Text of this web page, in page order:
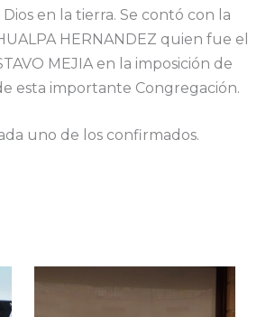
en la tierra. Se contó con la
HERNANDEZ quien fue el
MEJIA en la imposición de
esta importante Congregación.
uno de los confirmados.